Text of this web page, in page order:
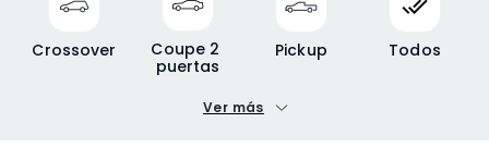
Crossover
Coupe 2
puertas
Pickup Todos
Precio máximo
Ver más